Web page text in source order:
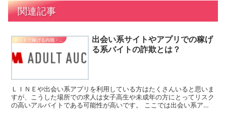
関連記事
出会い系サイトやアプリでの稼げ
る系バイトの詐欺とは？
ＬＩＮＥや出会い系アプリを利用している方はたくさんいると思いま
すが、こうした場所での求人は女子高生や未成年の方にとってリスク
の高いアルバイトである可能性が高いです。 ここでは出会い系アプ